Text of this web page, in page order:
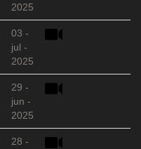
2025
03 -
jul -
2025
29 -
jun -
2025
28 -